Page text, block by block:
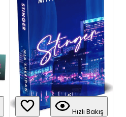
Hızlı Bakış